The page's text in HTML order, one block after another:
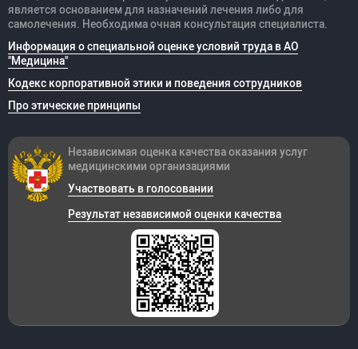
является основанием для назначений лечения либо для
самолечения. Необходима очная консультация специалиста.
Информация о специальной оценке условий труда в АО
"Медицина"
Кодекс корпоративной этики и поведения сотрудников
Про этические принципы
Независимая оценка качества оказания услуг
медицинскими организациями
Участвовать в голосовании
Результат независимой оценки качества